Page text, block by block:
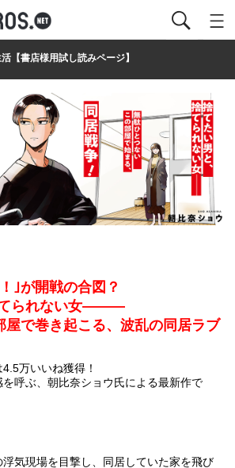
活【書店様用試し読みページ】
｣が開戦の合図？
てられない女―――
屋で巻き起こる、波乱の同居ラブ
万いいね獲得！
呼ぶ、朝比奈ショウ氏による最新作で
浮気現場を目撃し、同居していた家を飛び